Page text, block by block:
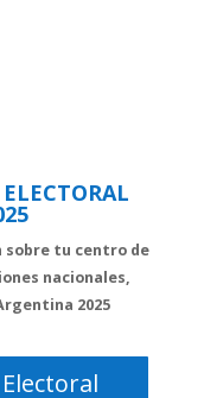
sobre tu centro de
nacionales,
2025